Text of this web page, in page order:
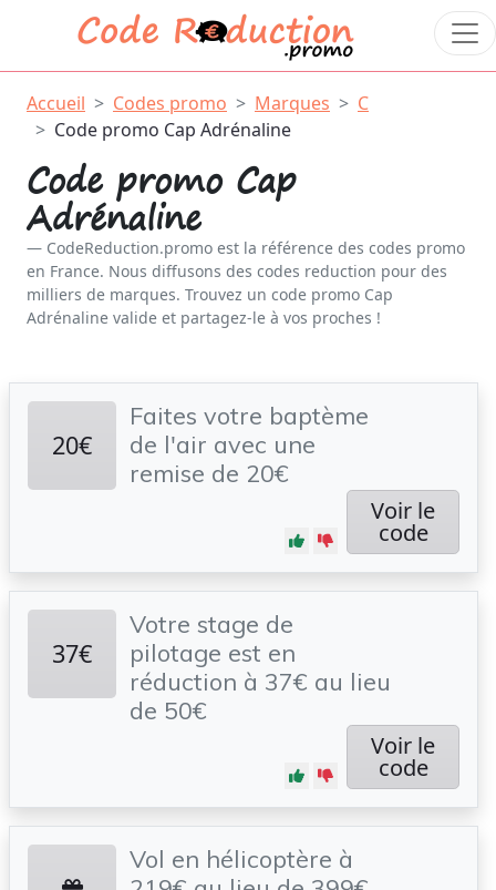
Accueil Codes promo Marques
C
Code promo Cap Adrénaline
Code promo Cap
Adrénaline
CodeReduction.promo est la référence des codes promo
en France. Nous diffusons des codes reduction pour des
milliers de marques. Trouvez un code promo Cap
Adrénaline valide et partagez-le à vos proches !
20€
Faites votre baptème
de l'air avec une
remise de 20€
Voir le
code
37€
Votre stage de
pilotage est en
réduction à 37€ au lieu
de 50€
Voir le
code
Vol en hélicoptère à